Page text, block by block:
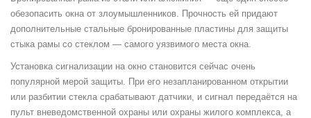
обезопасить окна от злоумышленников. Прочность ей придают
дополнительные стальные бронированные пластины для защиты
стыка рамы со стеклом — самого уязвимого места окна.
Установка сигнализации на окно становится сейчас очень
популярной мерой защиты. При его незапланированном открытии
или разбитии стекла срабатывают датчики, и сигнал передаётся на
пульт вневедомственной охраны или охраны жилого комплекса, а